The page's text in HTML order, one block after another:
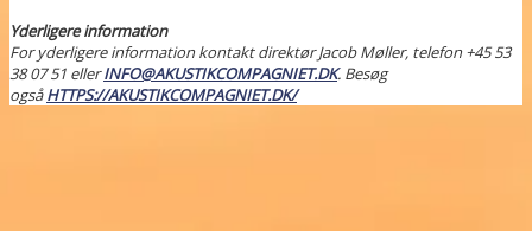
Yderligere information
For yderligere information kontakt direktør Jacob Møller, telefon +45 53
38 07 51 ellerINFO@AKUSTIKCOMPAGNIET.DK. Besøg
ogsåHTTPS://AKUSTIKCOMPAGNIET.DK/